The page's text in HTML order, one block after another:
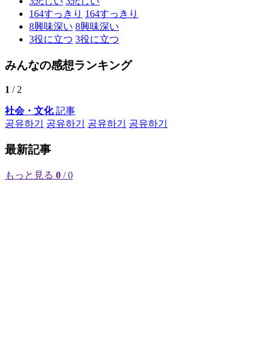
164すっきり 164すっきり
8興味深い 8興味深い
3役に立つ 3役に立つ
みんなの感想ランキング
1 / 2
社会・文化記事
공유하기
공유하기 공유하기 공유하기
最新記事
もっと見る 0 / 0